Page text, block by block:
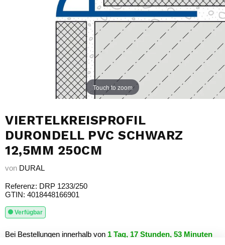
Touch to zoom
VIERTELKREISPROFIL
DURONDELL PVC SCHWARZ
12,5MM 250CM
von DURAL
Referenz: DRP 1233/250
GTIN: 4018448166901
Verfügbar
Bei Bestellungen innerhalb von 1 Tag, 17 Stunden, 53 Minuten